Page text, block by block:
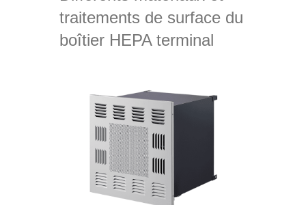
traitements de surface du
boîtier HEPA terminal